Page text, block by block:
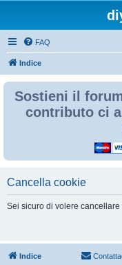
FAQ
Indice
Sostieni il
contributo ci
Cancella cookie
Sei sicuro di volere
Indice